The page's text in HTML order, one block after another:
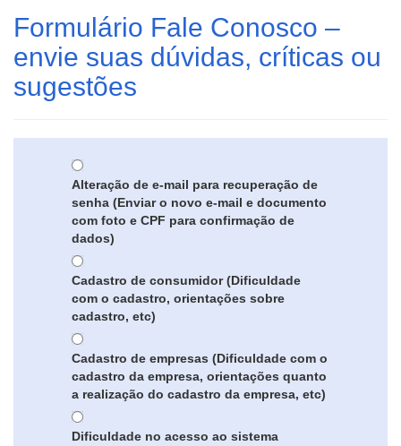
Formulário Fale Conosco –
envie suas dúvidas, críticas ou
sugestões
Alteração de e-mail para recuperação de
senha (Enviar o novo e-mail e documento
com foto e CPF para confirmação de
dados)
Cadastro de consumidor (Dificuldade
com o cadastro, orientações sobre
cadastro, etc)
Cadastro de empresas (Dificuldade com o
cadastro da empresa, orientações quanto
a realização do cadastro da empresa, etc)
Dificuldade no acesso ao sistema